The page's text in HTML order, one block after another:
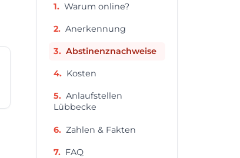
Warum online?
Anerkennung
Abstinenznachweise
Kosten
Anlaufstellen
Lübbecke
Zahlen & Fakten
FAQ